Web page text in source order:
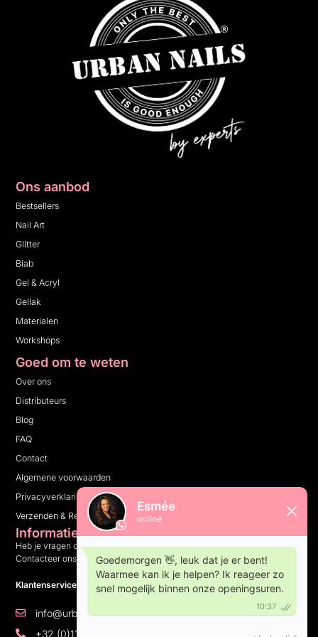
Ons aanbod
Bestsellers
Nail Art
Glitter
Biab
Gel & Acryl
Gellak
Materialen
Workshops
Goed om te weten
Over ons
Distributeurs
Blog
FAQ
Contact
Algemene voorwaarden
Privacyverklaring
Verzenden & Retourneren
Informatie
Heb je vragen over ons bedrijf, onze producten of iets anders?
Contacteer ons en wij helpen je graag verder.
Klantenservice: 10:00 tot 16:00 op weekdagen
info@urbannails.be
+32 (0)11 81 14 05